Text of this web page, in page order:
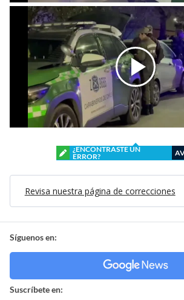
¿ENCONTRASTE UN
ERROR?
Revisa nuestra página de correcciones
Síguenos en:
Suscríbete en: